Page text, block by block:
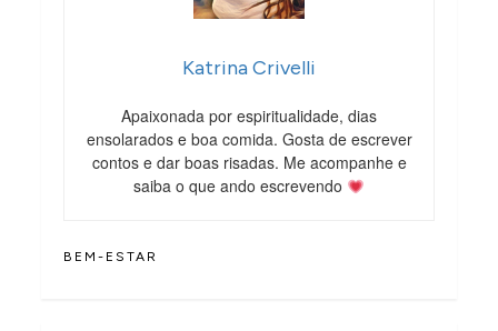
Katrina Crivelli
Apaixonada por espiritualidade, dias
ensolarados e boa comida. Gosta de escrever
contos e dar boas risadas. Me acompanhe e
saiba o que ando escrevendo
BEM-ESTAR